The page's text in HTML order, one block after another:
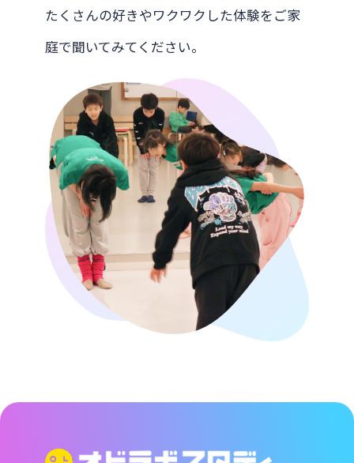
たくさんの好きやワクワクした体験をご家
庭で聞いてみてください。